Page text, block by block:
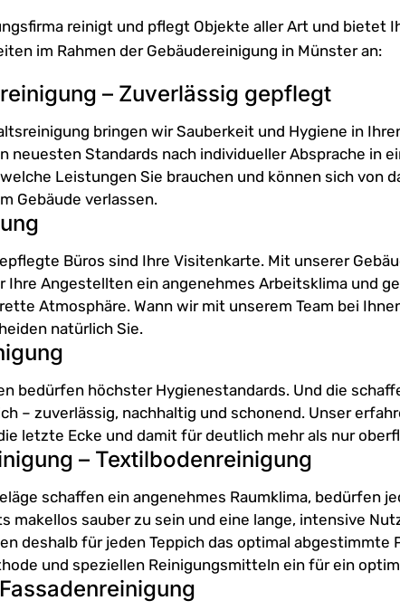
reinigt und pflegt Objekte aller Art und bietet
im Rahmen der Gebäudereinigung in Münster an:
– Zuverlässig gepflegt
bringen wir Sauberkeit und Hygiene in
neuesten Standards nach individueller Absprache in
Leistungen Sie brauchen und können sich von
Gebäude verlassen.
Büros sind Ihre Visitenkarte. Mit unserer
Ihre Angestellten ein angenehmes Arbeitsklima und
Atmosphäre. Wann wir mit unserem Team bei
natürlich Sie.
bedürfen höchster Hygienestandards. Und die
– zuverlässig, nachhaltig und schonend. Unser
letzte Ecke und damit für deutlich mehr als nur
– Textilbodenreinigung
schaffen ein angenehmes Raumklima, bedürfen
makellos sauber zu sein und eine lange, intensive
deshalb für jeden Teppich das optimal abgestimmte
und speziellen Reinigungsmitteln ein für ein